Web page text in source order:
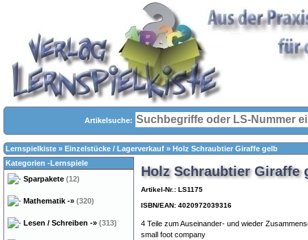
Artikelsuche:
Lernspielkiste » Einzelstücke / Lagerverkauf » Holz Schraubtier Giraffe gelb
Holz Schraubtier Giraffe
Artikel-Nr.: LS1175
ISBN/EAN: 4020972039316
4 Teile zum Auseinander- und wieder
small foot company
Kategorien -Lernspiele
Sparpakete (12)
Mathematik -» (320)
Lesen / Schreiben -» (313)